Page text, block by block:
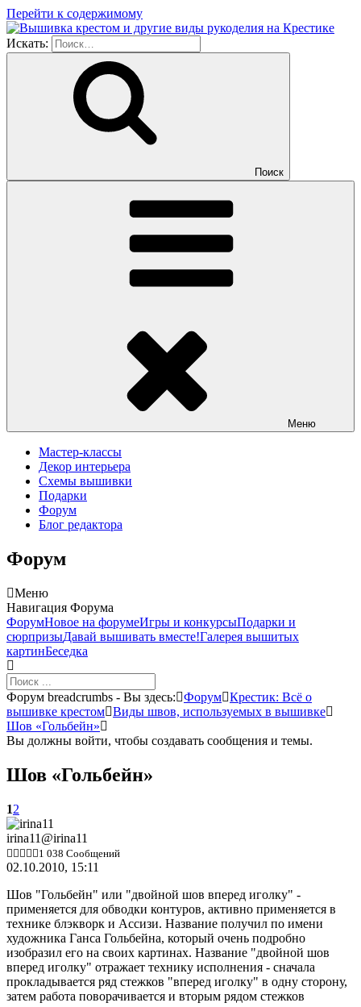
Перейти к содержимому
Искать:
Поиск
Меню
Мастер-классы
Декор интерьера
Схемы вышивки
Подарки
Форум
Блог редактора
Форум
Меню
Навигация Форума
ФорумНовое на форумеИгры и конкурсыПодарки и
сюрпризыДавай вышивать вместе!Галерея вышитых
картинБеседка
Форум breadcrumbs - Вы здесь: Форум Крестик: Всё о
вышивке крестом Виды швов, используемых в вышивке
Шов «Гольбейн»
Вы должны войти, чтобы создавать сообщения и темы.
Шов «Гольбейн»
12
irina11 @irina11
1 038 Сообщений
02.10.2010, 15:11
Шов "Гольбейн" или "двойной шов вперед иголку" -
применяется для обводки контуров, активно применяется в
технике блэкворк и Ассизи. Название получил по имени
художника Ганса Гольбейна, который очень подробно
изобразил его на своих картинах. Название "двойной шов
вперед иголку" отражает технику исполнения - сначала
прокладывается ряд стежков "вперед иголку" в одну сторону,
затем работа поворачивается и вторым рядом стежков